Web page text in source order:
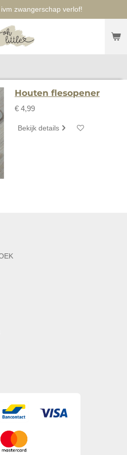
zwangerschap verlof!
Houten flesopener
€ 4,99
Bekijk details